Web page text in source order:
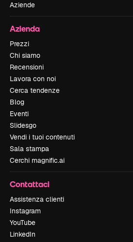
Aziende
Azienda
Prezzi
Chi siamo
Recensioni
Lavora con noi
Cerca tendenze
Blog
Eventi
Slidesgo
Vendi i tuoi contenuti
Sala stampa
Cerchi magnific.ai
Contattaci
Assistenza clienti
Instagram
YouTube
LinkedIn